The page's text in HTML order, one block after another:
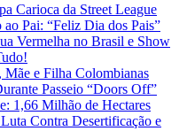
Carioca da Street League
Pai: “Feliz Dia dos Pais”
Vermelha no Brasil e Show
e Filha Colombianas
Passeio “Doors Off”
1,66 Milhão de Hectares
Contra Desertificação e